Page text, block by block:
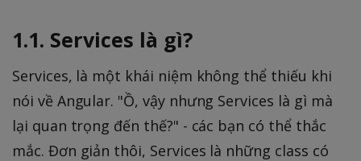
1.1. Services là gì?
Services, là một khái niệm không thể thiếu khi
nói về Angular. "Ồ, vậy nhưng Services là gì mà
lại quan trọng đến thế?" - các bạn có thể thắc
mắc. Đơn giản thôi, Services là những class có